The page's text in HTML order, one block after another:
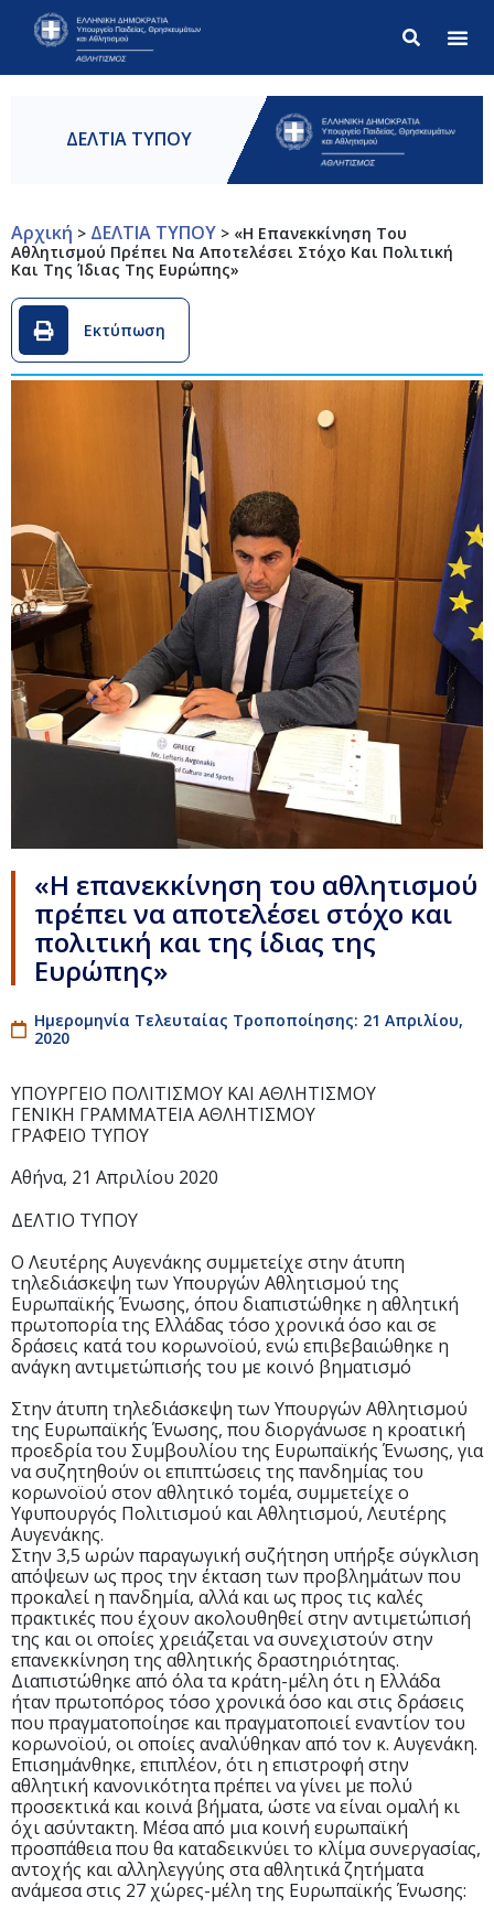
ΔΕΛΤΙΑ ΤΥΠΟΥ
Αρχική > ΔΕΛΤΙΑ ΤΥΠΟΥ > «Η Επανεκκίνηση Του
Αθλητισμού Πρέπει Να Αποτελέσει Στόχο Και Πολιτική
Και Της Ίδιας Της Ευρώπης»
Εκτύπωση
«Η επανεκκίνηση του αθλητισμού
πρέπει να αποτελέσει στόχο και
πολιτική και της ίδιας της
Ευρώπης»
Ημερομηνία Τελευταίας Τροποποίησης: 21 Απριλίου,
2020
ΥΠΟΥΡΓΕΙΟ ΠΟΛΙΤΙΣΜΟΥ ΚΑΙ ΑΘΛΗΤΙΣΜΟΥ
ΓΕΝΙΚΗ ΓΡΑΜΜΑΤΕΙΑ ΑΘΛΗΤΙΣΜΟΥ
ΓΡΑΦΕΙΟ ΤΥΠΟΥ
Αθήνα, 21 Απριλίου 2020
ΔΕΛΤΙΟ ΤΥΠΟΥ
Ο Λευτέρης Αυγενάκης συμμετείχε στην άτυπη
τηλεδιάσκεψη των Υπουργών Αθλητισμού της
Ευρωπαϊκής Ένωσης, όπου διαπιστώθηκε η αθλητική
πρωτοπορία της Ελλάδας τόσο χρονικά όσο και σε
δράσεις κατά του κορωνοϊού, ενώ επιβεβαιώθηκε η
ανάγκη αντιμετώπισής του με κοινό βηματισμό
Στην άτυπη τηλεδιάσκεψη των Υπουργών Αθλητισμού
της Ευρωπαϊκής Ένωσης, που διοργάνωσε η κροατική
προεδρία του Συμβουλίου της Ευρωπαϊκής Ένωσης, για
να συζητηθούν οι επιπτώσεις της πανδημίας του
κορωνοϊού στον αθλητικό τομέα, συμμετείχε ο
Υφυπουργός Πολιτισμού και Αθλητισμού, Λευτέρης
Αυγενάκης.
Στην 3,5 ωρών παραγωγική συζήτηση υπήρξε σύγκλιση
απόψεων ως προς την έκταση των προβλημάτων που
προκαλεί η πανδημία, αλλά και ως προς τις καλές
πρακτικές που έχουν ακολουθηθεί στην αντιμετώπισή
της και οι οποίες χρειάζεται να συνεχιστούν στην
επανεκκίνηση της αθλητικής δραστηριότητας.
Διαπιστώθηκε από όλα τα κράτη-μέλη ότι η Ελλάδα
ήταν πρωτοπόρος τόσο χρονικά όσο και στις δράσεις
που πραγματοποίησε και πραγματοποιεί εναντίον του
κορωνοϊού, οι οποίες αναλύθηκαν από τον κ. Αυγενάκη.
Επισημάνθηκε, επιπλέον, ότι η επιστροφή στην
αθλητική κανονικότητα πρέπει να γίνει με πολύ
προσεκτικά και κοινά βήματα, ώστε να είναι ομαλή κι
όχι ασύντακτη. Μέσα από μια κοινή ευρωπαϊκή
προσπάθεια που θα καταδεικνύει το κλίμα συνεργασίας,
αντοχής και αλληλεγγύης στα αθλητικά ζητήματα
ανάμεσα στις 27 χώρες-μέλη της Ευρωπαϊκής Ένωσης: